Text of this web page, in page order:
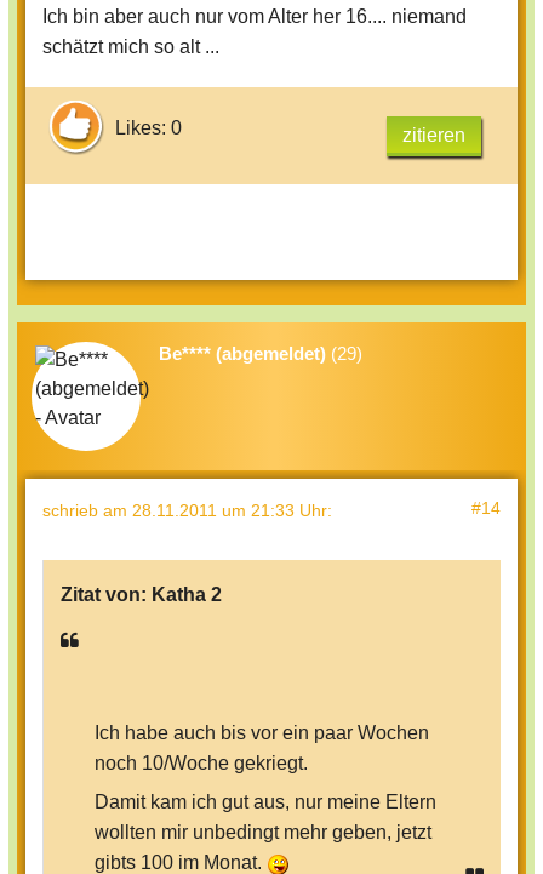
Ich bin aber auch nur vom Alter her 16.... niemand
schätzt mich so alt ...
Likes: 0 zitieren
Be**** (abgemeldet) (29)
schrieb am 28.11.2011 um 21:33 Uhr: #14
Zitat von: Katha 2
Ich habe auch bis vor ein paar Wochen
noch 10/Woche gekriegt.
Damit kam ich gut aus, nur meine Eltern
wollten mir unbedingt mehr geben, jetzt
gibts 100 im Monat.